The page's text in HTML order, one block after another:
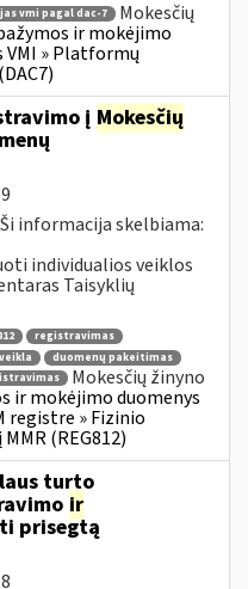
vmi pagal dac-7
Mokesčių
ir mokėjimo
VMI » Platformų
į Mokesčių
informacija skelbiama:
individualios veiklos
Taisyklių
registravimas
duomenų pakeitimas
Mokesčių žinyno
ir mokėjimo duomenys
registre » Fizinio
(REG812)
turto
ir
prisegtą